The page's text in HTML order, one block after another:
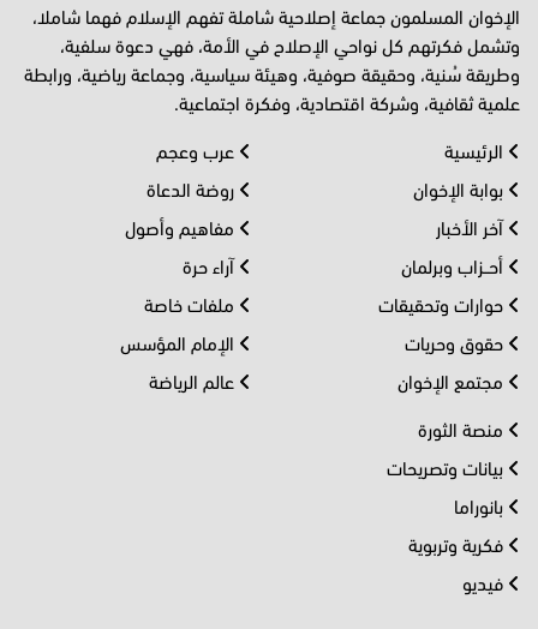
الإخوان المسلمون جماعة إصلاحية شاملة تفهم الإسلام فهما شاملا،
وتشمل فكرتهم كل نواحي الإصلاح في الأمة، فهي دعوة سلفية،
وطريقة سُنية، وحقيقة صوفية، وهيئة سياسية، وجماعة رياضية، ورابطة
علمية ثقافية، وشركة اقتصادية، وفكرة اجتماعية.
الرئيسية
بوابة الإخوان
آخر الأخبار
أحــزاب وبرلمان
حوارات وتحقيقات
حقوق وحريات
مجتمع الإخوان
عرب وعجم
روضة الدعاة
مفاهيم وأصول
آراء حرة
ملفات خاصة
الإمام المؤسس
عالم الرياضة
منصة الثورة
بيانات وتصريحات
بانوراما
فكرية وتربوية
فيديو